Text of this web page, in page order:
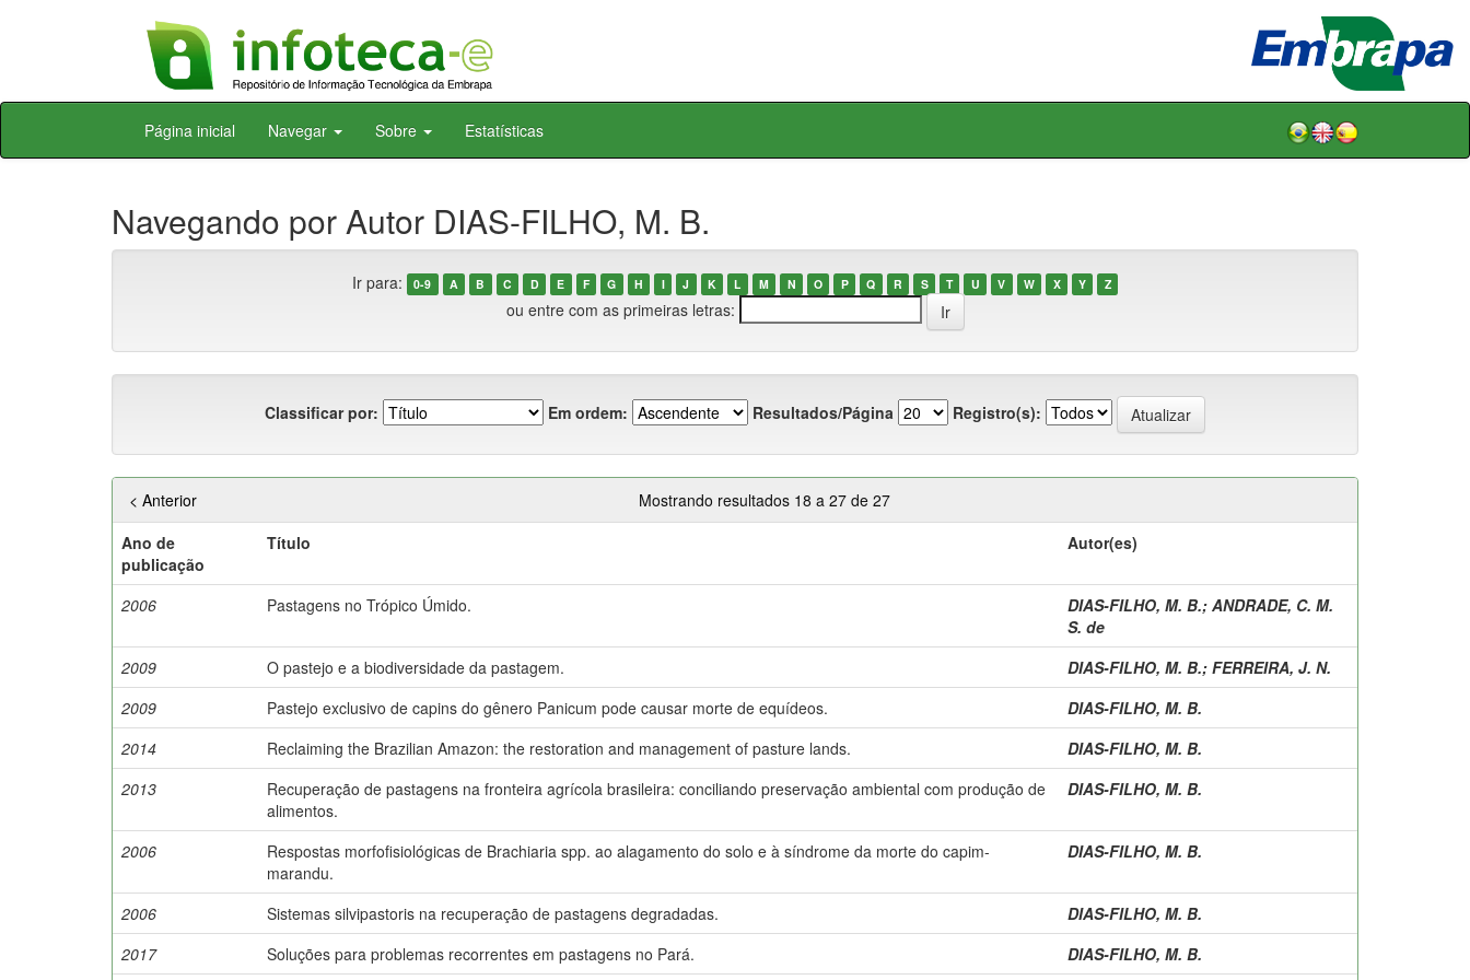
Skip
Página inicial Navegar Sobre Estatísticas
Navegando por Autor DIAS-FILHO, M. B.
Ir para: 0-9 A B C D E F G H I J K L M N O P Q R S T U V W X Y Z
ou entre com as primeiras letras:
Classificar por: Em ordem: Resultados/Página Registro(s):
Mostrando resultados 18 a 27 de 27
< Anterior
Ano de
publicação
Título Autor(es)
2006 Pastagens no Trópico Úmido. DIAS-FILHO, M. B.; ANDRADE, C. M.
S. de
2009
O pastejo e a biodiversidade da pastagem. DIAS-FILHO, M. B.; FERREIRA, J. N.
2009
Pastejo exclusivo de capins do gênero Panicum pode causar morte de equídeos.
DIAS-FILHO, M. B.
2014
Reclaiming the Brazilian Amazon: the restoration and management of pasture lands.
DIAS-FILHO, M. B.
2013
Recuperação de pastagens na fronteira agrícola brasileira: conciliando preservação ambiental com produção de
alimentos.
DIAS-FILHO, M. B.
2006
Respostas morfofisiológicas de Brachiaria spp. ao alagamento do solo e à síndrome da morte do capim-
marandu.
DIAS-FILHO, M. B.
2006 Sistemas silvipastoris na recuperação de pastagens degradadas.
DIAS-FILHO, M. B.
2017
Soluções para problemas recorrentes em pastagens no Pará. DIAS-FILHO, M. B.